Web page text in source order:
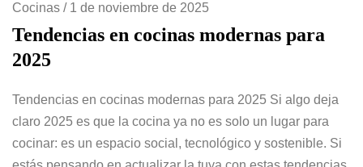
Cocinas / 1 de noviembre de 2025
Tendencias en cocinas modernas para
2025
Tendencias en cocinas modernas para 2025 Si algo deja
claro 2025 es que la cocina ya no es solo un lugar para
cocinar: es un espacio social, tecnológico y sostenible. Si